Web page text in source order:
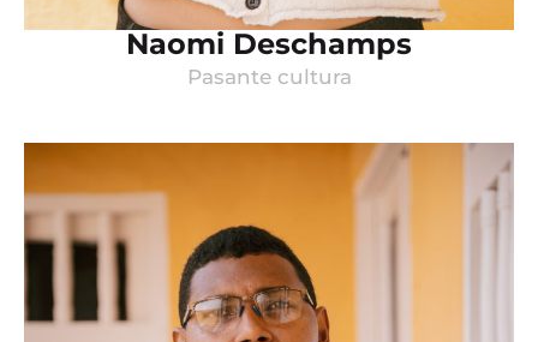
Naomi Deschamps
Pasante cultura